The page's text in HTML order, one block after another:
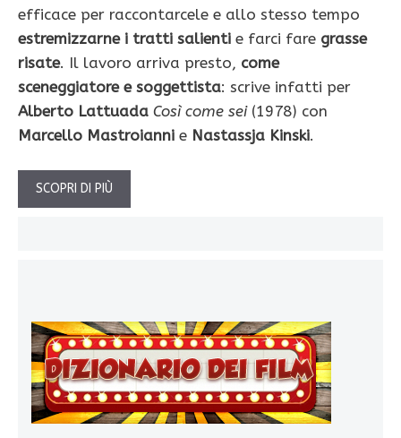
efficace per raccontarcele e allo stesso tempo
estremizzarne i tratti salienti e farci fare grasse
risate. Il lavoro arriva presto, come
sceneggiatore e soggettista: scrive infatti per
Alberto Lattuada Così come sei(1978) con
Marcello Mastroianni e Nastassja Kinski.
SCOPRI DI PIÙ